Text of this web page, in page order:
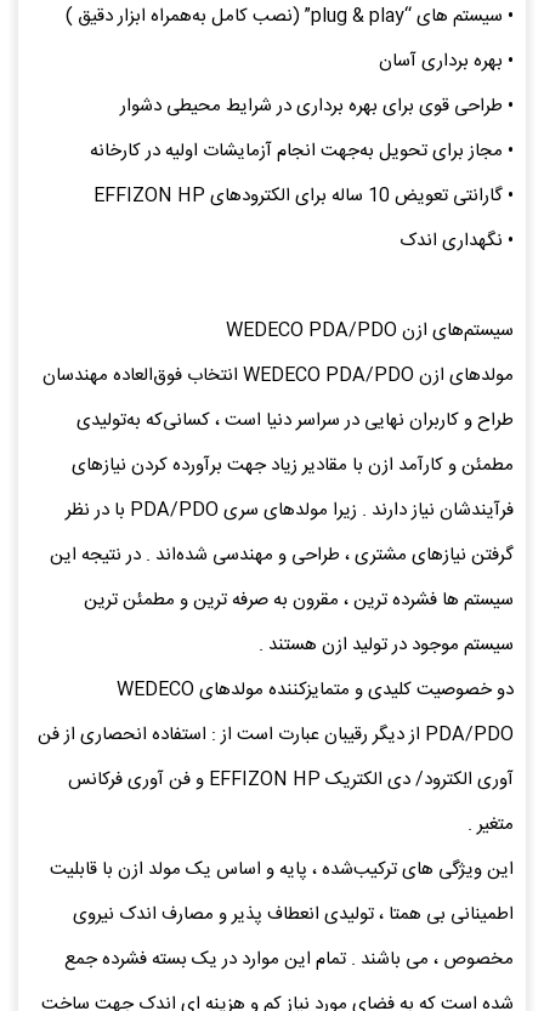
• سیستم‌ های “plug & play” (نصب کامل به‌همراه ابزار دقیق )
• بهره‌ برداری آسان
• طراحی قوی برای بهره‌ برداری در شرایط محیطی دشوار
• مجاز برای تحویل به‌جهت انجام آزمایشات اولیه در کارخانه
• گارانتی تعویض 10 ساله برای الکترودهای EFFIZON HP
• نگهداری اندک
سیستم‌های ازن WEDECO PDA/PDO
مولدهای ازن WEDECO PDA/PDO انتخاب فوق‌العاده‌ مهندسان
طراح و کاربران نهایی در سراسر دنیا است ، کسانی‌که به‌تولیدی
مطمئن و کارآمد ازن با مقادیر زیاد جهت برآورده کردن نیازهای
فرآیندشان نیاز دارند . زیرا مولدهای سری‌ PDA/PDO با در نظر
گرفتن نیازهای مشتری ، طراحی و مهندسی شده‌اند . در نتیجه این
سیستم ها فشرده‌ ترین ، مقرون ‌به ‌صرفه ‌ترین و مطمئن ترین
سیستم موجود در تولید ازن هستند .
دو خصوصیت کلیدی و متمایزکننده‌ مولدهای WEDECO
PDA/PDO از دیگر رقیبان عبارت است از :‌ استفاده‌ انحصاری از فن
‌آوری الکترود/ دی ‌الکتریک EFFIZON HP و فن ‌آوری فرکانس
متغیر .
این ویژگی ‌های ترکیب‌شده ، پایه و اساس یک مولد ازن با قابلیت
اطمینانی بی‌ همتا ، تولیدی انعطاف ‌پذیر و مصارف اندک نیروی
مخصوص ، می ‌باشند . تمام این موارد در یک بسته‌ فشرده جمع
شده است که به فضای مورد نیاز کم و هزینه ‌ای اندک جهت ساخت